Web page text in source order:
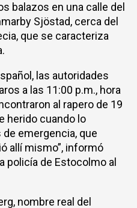
balazos en una calle del
Sjöstad, cerca del
que se caracteriza
las autoridades
a las 11:00 p.m., hora
al rapero de 19
herido cuando lo
emergencia, que
allí mismo”, informó
policía de Estocolmo al
nombre real del